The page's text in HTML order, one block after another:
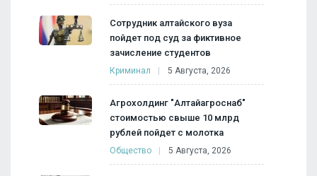
Сотрудник алтайского вуза
пойдет под суд за фиктивное
зачисление студентов
Криминал 5 Августа, 2026
Агрохолдинг "Алтайагроснаб"
стоимостью свыше 10 млрд
рублей пойдет с молотка
Общество 5 Августа, 2026